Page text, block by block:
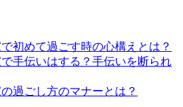
初めて過ごす時の心構えとは？
手伝いはする？手伝いを断られ
過ごし方のマナーとは？